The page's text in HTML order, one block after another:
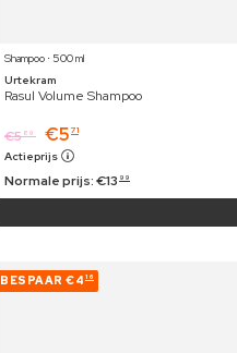
Shampoo ⋅ 500 ml
Urtekram
Rasul Volume Shampoo
€5 89 €5 71
Actieprijs
Normale prijs:€13 99
BESPAAR €4 16